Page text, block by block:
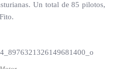
Un total de 85 pilotos,